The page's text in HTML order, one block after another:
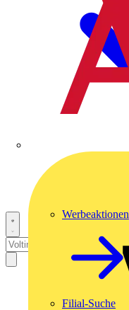
Werbeaktionen
Filial-Suche